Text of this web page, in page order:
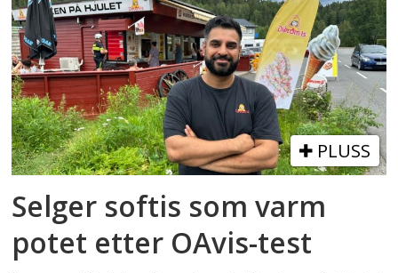
PLUSS
Selger softis som varm
potet etter OAvis-test